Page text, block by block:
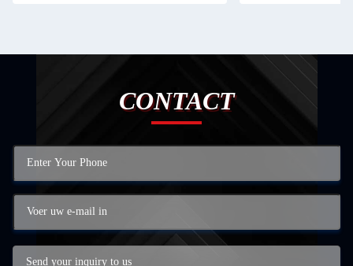
CONTACT